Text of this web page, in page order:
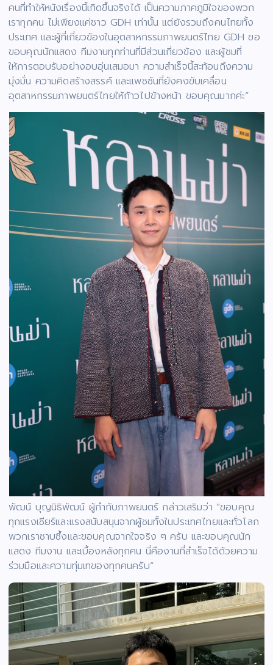
คนที่ทำให้หนังเรื่องนี้เกิดขึ้นจริงได้ เป็นความภาคภูมิใจของพวก
เราทุกคน ไม่เพียงแค่ชาว GDH เท่านั้น แต่ยังรวมถึงคนไทยทั้ง
ประเทศ และผู้ที่เกี่ยวข้องในอุตสาหกรรมภาพยนตร์ไทย GDH ขอ
ขอบคุณนักแสดง ทีมงานทุกท่านที่มีส่วนเกี่ยวข้อง และผู้ชมที่
ให้การตอบรับอย่างอบอุ่นเสมอมา ความสำเร็จนี้สะท้อนถึงความ
มุ่งมั่น ความคิดสร้างสรรค์ และแพชชันที่ยังคงขับเคลื่อน
อุตสาหกรรมภาพยนตร์ไทยให้ก้าวไปข้างหน้า ขอบคุณมากค่ะ”
พัฒน์ บุญนิธิพัฒน์ ผู้กำกับภาพยนตร์ กล่าวเสริมว่า “ขอบคุณ
ทุกแรงเชียร์และแรงสนับสนุนจากผู้ชมทั้งในประเทศไทยและทั่วโลก
พวกเราซาบซึ้งและขอบคุณจากใจจริง ๆ ครับ และขอบคุณนัก
แสดง ทีมงาน และเบื้องหลังทุกคน นี่คืองานที่สำเร็จได้ด้วยความ
ร่วมมือและความทุ่มเทของทุกคนครับ“